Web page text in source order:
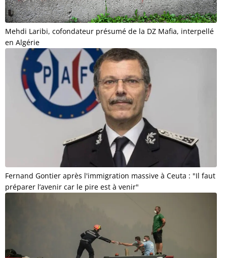
Mehdi Laribi, cofondateur présumé de la DZ Mafia, interpellé
en Algérie
Fernand Gontier après l'immigration massive à Ceuta : "Il faut
préparer l’avenir car le pire est à venir"